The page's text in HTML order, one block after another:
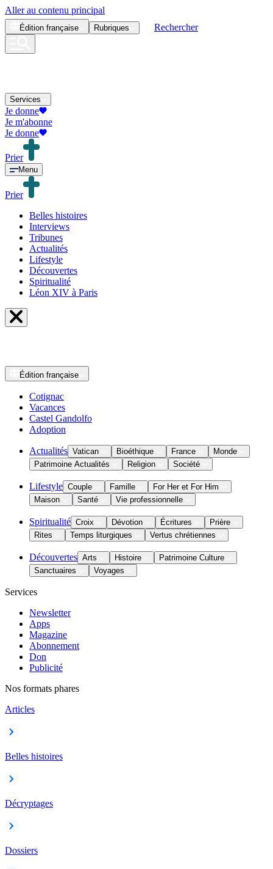
Aller au contenu principal
Édition française Rubriques Rechercher
Services
Je donne
Je m'abonne
Je donne
Prier
Menu
Prier
Belles histoires
Interviews
Tribunes
Actualités
Lifestyle
Découvertes
Spiritualité
Léon XIV à Paris
Édition française
Cotignac
Vacances
Castel Gandolfo
Adoption
Actualités Vatican Bioéthique France
Monde
Patrimoine Actualités
Religion Société
Lifestyle Couple Famille
For Her et For Him
Maison
Santé Vie professionnelle
Spiritualité Croix Dévotion Écritures
Prière
Rites
Temps liturgiques Vertus chrétiennes
Découvertes Arts Histoire
Patrimoine Culture
Sanctuaires
Voyages
Services
Newsletter
Apps
Magazine
Abonnement
Don
Publicité
Nos formats phares
Articles
Belles histoires
Décryptages
Dossiers